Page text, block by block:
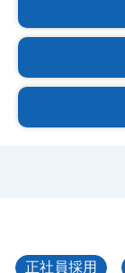
正社員採用